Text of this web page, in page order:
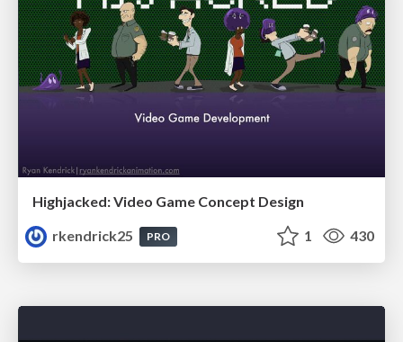
Highjacked: Video Game Concept Design
rkendrick25
PRO 1 430